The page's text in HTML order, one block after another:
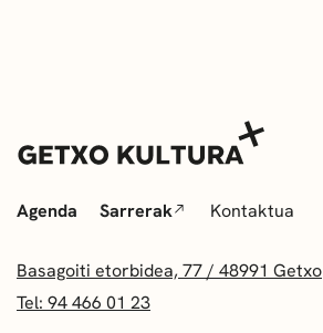
Agenda Sarrerak Kontaktua
Basagoiti etorbidea, 77 / 48991 Getxo
Tel: 94 466 01 23